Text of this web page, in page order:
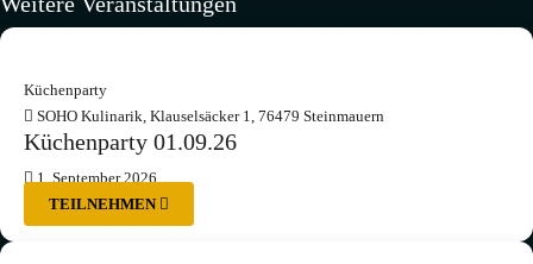
Küchenparty
SOHO Kulinarik, Klauselsäcker 1, 76479 Steinmauern
Küchenparty 01.09.26
1. September 2026
TEILNEHMEN